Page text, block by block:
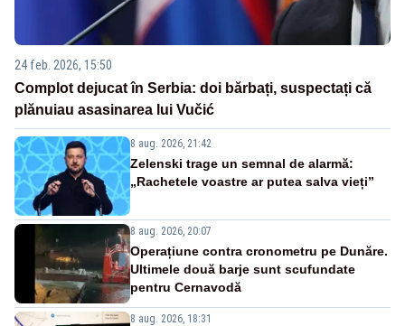
24 feb. 2026, 15:50
Complot dejucat în Serbia: doi bărbați, suspectați că
plănuiau asasinarea lui Vučić
8 aug. 2026, 21:42
Zelenski trage un semnal de alarmă:
„Rachetele voastre ar putea salva vieți”
8 aug. 2026, 20:07
Operațiune contra cronometru pe Dunăre.
Ultimele două barje sunt scufundate
pentru Cernavodă
8 aug. 2026, 18:31